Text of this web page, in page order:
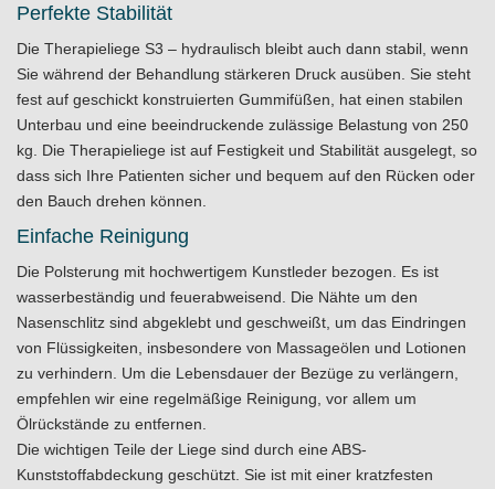
Perfekte Stabilität
Die Therapieliege S3 – hydraulisch bleibt auch dann stabil, wenn
Sie während der Behandlung stärkeren Druck ausüben. Sie steht
fest auf geschickt konstruierten Gummifüßen, hat einen stabilen
Unterbau und eine beeindruckende zulässige Belastung von 250
kg. Die Therapieliege ist auf Festigkeit und Stabilität ausgelegt, so
dass sich Ihre Patienten sicher und bequem auf den Rücken oder
den Bauch drehen können.
Einfache Reinigung
Die Polsterung mit hochwertigem Kunstleder bezogen. Es ist
wasserbeständig und feuerabweisend. Die Nähte um den
Nasenschlitz sind abgeklebt und geschweißt, um das Eindringen
von Flüssigkeiten, insbesondere von Massageölen und Lotionen
zu verhindern. Um die Lebensdauer der Bezüge zu verlängern,
empfehlen wir eine regelmäßige Reinigung, vor allem um
Ölrückstände zu entfernen.
Die wichtigen Teile der Liege sind durch eine ABS-
Kunststoffabdeckung geschützt. Sie ist mit einer kratzfesten